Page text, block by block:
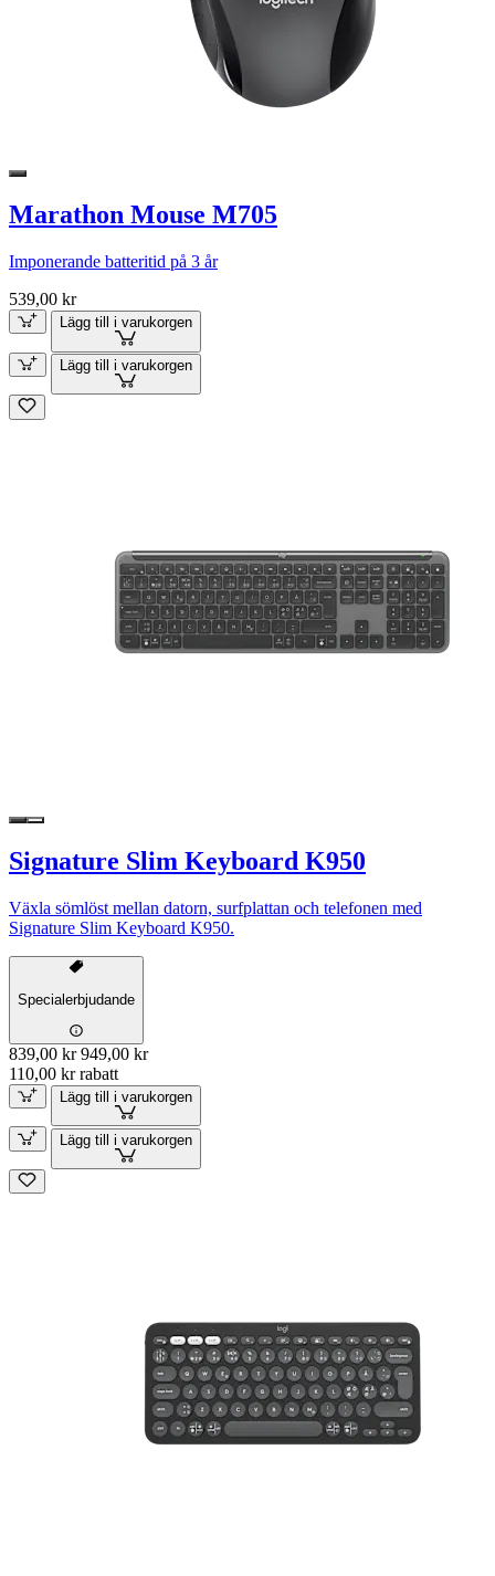
Marathon Mouse M705
Imponerande batteritid på 3 år
539,00 kr
Lägg till i varukorgen
Lägg till i varukorgen
Signature Slim Keyboard K950
Växla sömlöst mellan datorn, surfplattan och telefonen med
Signature Slim Keyboard K950.
Specialerbjudande
839,00 kr 949,00 kr
110,00 kr rabatt
Lägg till i varukorgen
Lägg till i varukorgen